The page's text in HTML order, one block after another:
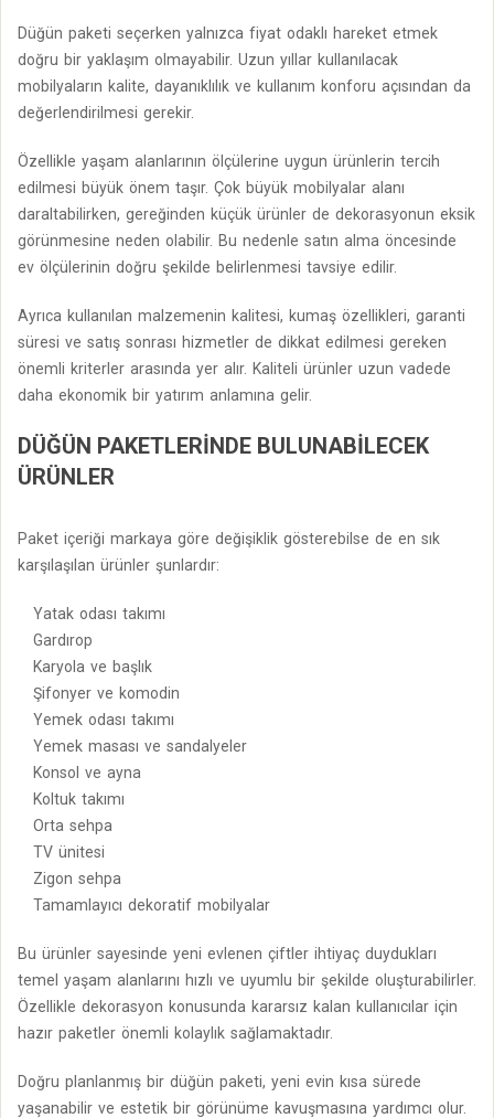
Düğün paketi seçerken yalnızca fiyat odaklı hareket etmek
doğru bir yaklaşım olmayabilir. Uzun yıllar kullanılacak
mobilyaların kalite, dayanıklılık ve kullanım konforu açısından da
değerlendirilmesi gerekir.
Özellikle yaşam alanlarının ölçülerine uygun ürünlerin tercih
edilmesi büyük önem taşır. Çok büyük mobilyalar alanı
daraltabilirken, gereğinden küçük ürünler de dekorasyonun eksik
görünmesine neden olabilir. Bu nedenle satın alma öncesinde
ev ölçülerinin doğru şekilde belirlenmesi tavsiye edilir.
Ayrıca kullanılan malzemenin kalitesi, kumaş özellikleri, garanti
süresi ve satış sonrası hizmetler de dikkat edilmesi gereken
önemli kriterler arasında yer alır. Kaliteli ürünler uzun vadede
daha ekonomik bir yatırım anlamına gelir.
DÜĞÜN PAKETLERINDE BULUNABILECEK
ÜRÜNLER
Paket içeriği markaya göre değişiklik gösterebilse de en sık
karşılaşılan ürünler şunlardır:
Yatak odası takımı
Gardırop
Karyola ve başlık
Şifonyer ve komodin
Yemek odası takımı
Yemek masası ve sandalyeler
Konsol ve ayna
Koltuk takımı
Orta sehpa
TV ünitesi
Zigon sehpa
Tamamlayıcı dekoratif mobilyalar
Bu ürünler sayesinde yeni evlenen çiftler ihtiyaç duydukları
temel yaşam alanlarını hızlı ve uyumlu bir şekilde oluşturabilirler.
Özellikle dekorasyon konusunda kararsız kalan kullanıcılar için
hazır paketler önemli kolaylık sağlamaktadır.
Doğru planlanmış bir düğün paketi, yeni evin kısa sürede
yaşanabilir ve estetik bir görünüme kavuşmasına yardımcı olur.